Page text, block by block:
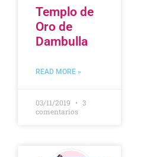
Templo de
Oro de
Dambulla
READ MORE »
03/11/2019
3
comentarios